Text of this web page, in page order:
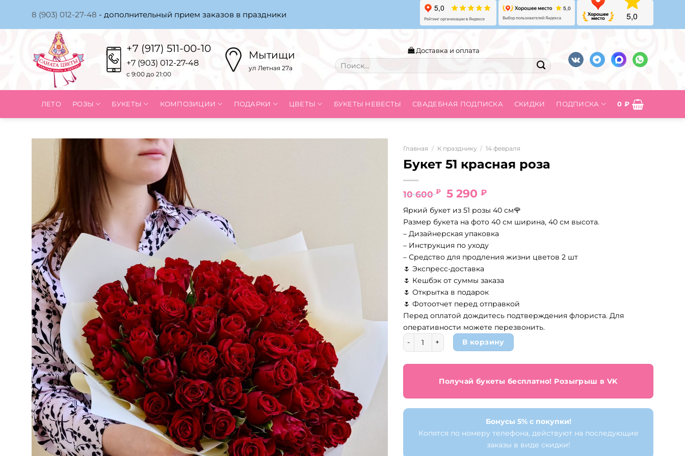
content
8 (903) 012-27-48 - дополнительный прием заказов в праздники
+7 (917) 511-00-10
+7 (903) 012-27-48
с 9:00 до 21:00
Мытищи
ул Летная 27а
Доставка и оплата
Искать:
ЛЕТО РОЗЫ БУКЕТЫ КОМПОЗИЦИИ ПОДАРКИ ЦВЕТЫ БУКЕТЫ НЕВЕСТЫ СВАДЕБНАЯ ПОДПИСКА СКИДКИ ПОДПИСКА 0 ₽
Главная / К празднику / 14 февраля
Букет 51 красная роза
10 600₽
Первоначальная
составляла
10
600 ₽.
5 290₽Текущая
5
290 ₽.
Яркий букет из 51 розы 40 см🌹
Размер букета на фото 40 см ширина, 40 см высота.
– Дизайнерская упаковка
– Инструкция по уходу
– Средство для продления жизни цветов 2 шт
🌷 Экспресс-доставка
🌷 Кешбэк от суммы заказа
🌷 Открытка в подарок
🌷 Фотоотчет перед отправкой
Перед оплатой дождитесь подтверждения флориста. Для
оперативности можете перезвонить.
Количество товара Букет 51 красная роза
В корзину
Получай букеты бесплатно! Розыгрыш в VK
Бонусы 5% с покупки!
Копятся по номеру телефона, действуют на последующие
заказы в виде скидки!